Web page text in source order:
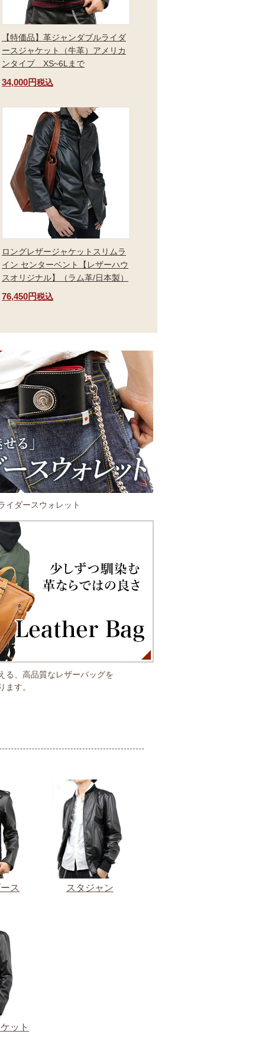
【特価品】革ジャンダブルライダ
ースジャケット（牛革）アメリカ
ンタイプ XS~6Lまで
34,000円税込
ロングレザージャケットスリムラ
イン センターベント【レザーハウ
スオリジナル】（ラム革/日本製）
76,450円税込
イダースウォレット
る、高品質なレザーバッグを
ます。